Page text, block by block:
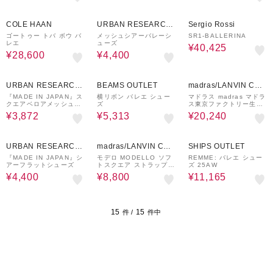
COLE HAAN
ゴートゥー トバ ボウ バ
レエ
¥28,600
URBAN RESEARCH
ware house
メッシュシアーバレーシ
ューズ
¥4,400
Sergio Rossi
SR1-BALLERINA
¥40,425
URBAN RESEARCH
ware house
『MADE IN JAPAN』ス
クエアベロアメッシュフ
ラット
¥3,872
BEAMS OUTLET
横リボン バレエ シュー
ズ
¥5,313
madras/LANVIN COL
LECTION
マドラス madras マドラ
ス東京ファクトリー生
産、超ソフトタッチの国
産シープレザーとテキス
¥20,240
URBAN RESEARCH
ware house
『MADE IN JAPAN』シ
アーフラットシューズ
¥4,400
madras/LANVIN COL
LECTION
モデロ MODELLO ソフ
トスクエア ストラップシ
ューズ DML7136
¥8,800
SHIPS OUTLET
REMME: バレエ シュー
ズ 25AW
¥11,165
15 件 / 15 件中